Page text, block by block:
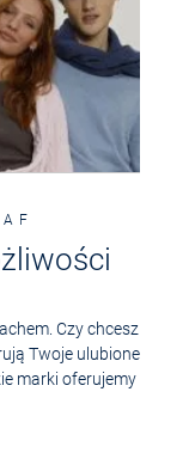
Czy chcesz
Twoje ulubione
marki oferujemy